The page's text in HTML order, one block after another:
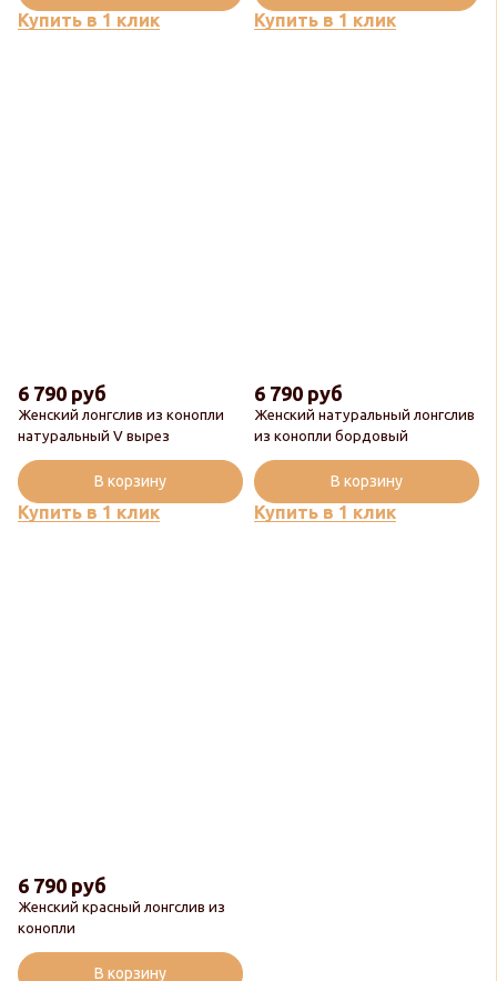
Купить в 1 клик Купить в 1 клик
Женский лонгслив из конопли
натуральный V вырез
6 790 руб
Купить в 1 клик
В корзину
Женский натуральный лонгслив
из конопли бордовый
6 790 руб
Купить в 1 клик
В корзину
Женский красный лонгслив из
конопли
6 790 руб
В корзину